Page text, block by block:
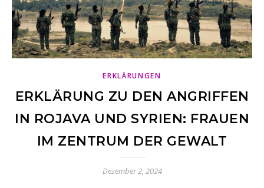
ERKLÄRUNGEN
ERKLÄRUNG ZU DEN ANGRIFFEN
IN ROJAVA UND SYRIEN: FRAUEN
IM ZENTRUM DER GEWALT
Dezember 2, 2024